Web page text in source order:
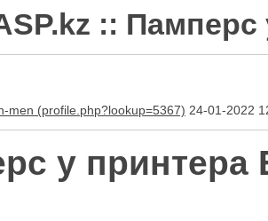
::
men 24-01-2022
у принтера